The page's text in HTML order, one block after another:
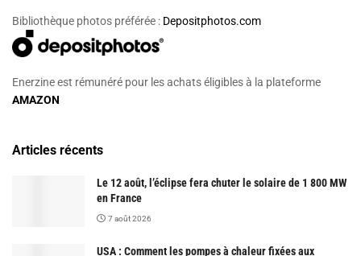
Bibliothèque photos préférée : Depositphotos.com
Enerzine est rémunéré pour les achats éligibles à la plateforme
AMAZON
Articles récents
Le 12 août, l’éclipse fera chuter le solaire de 1 800 MW
en France
7 août 2026
USA : Comment les pompes à chaleur fixées aux